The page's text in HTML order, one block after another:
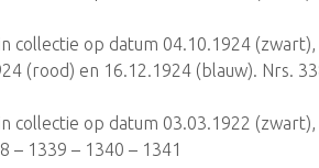
collectie op datum 04.10.1924
(rood) en 16.12.1924 (blauw). Nrs.
collectie op datum 03.03.1922
– 1339 – 1340 – 1341